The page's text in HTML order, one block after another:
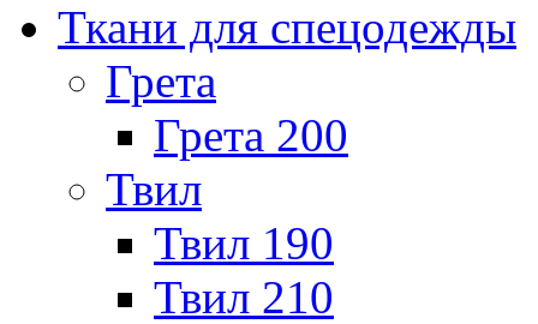
Ткани для спецодежды
Грета
Грета 200
Твил
Твил 190
Твил 210